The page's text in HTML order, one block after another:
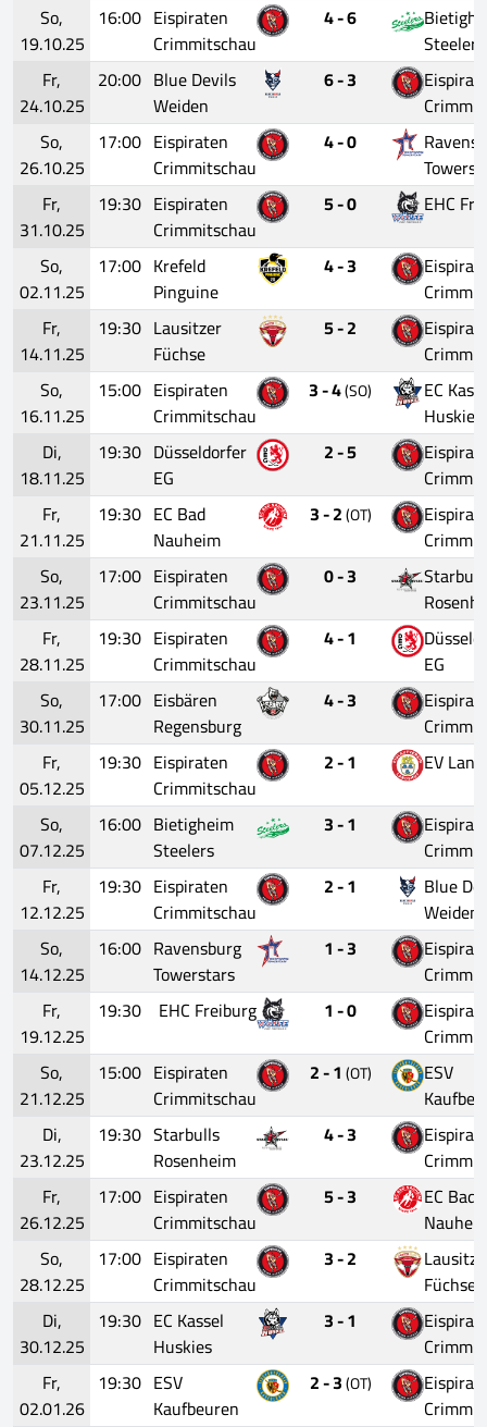
So,
19.10.25
16:00 Eispiraten
Crimmitschau
4 - 6
Steelers
Fr,
24.10.25
20:00 Blue Devils
Weiden
6 - 3
So,
26.10.25
17:00 Eispiraten
Crimmitschau
4 - 0
Fr,
31.10.25
19:30 Eispiraten
Crimmitschau
5 - 0
EHC
So,
02.11.25
17:00 Krefeld
Pinguine
4 - 3
Fr,
14.11.25
19:30 Lausitzer
Füchse
5 - 2
So,
16.11.25
15:00 Eispiraten
Crimmitschau
3 - 4(SO)
EC
Huskies
Di,
18.11.25
19:30 Düsseldorfer
EG
2 - 5
Fr,
21.11.25
19:30 EC Bad
Nauheim
3 - 2(OT)
So,
23.11.25
17:00 Eispiraten
Crimmitschau
0 - 3
Fr,
28.11.25
19:30 Eispiraten
Crimmitschau
4 - 1
EG
So,
30.11.25
17:00 Eisbären
Regensburg
4 - 3
Fr,
05.12.25
19:30 Eispiraten
Crimmitschau
2 - 1
EV
So,
07.12.25
16:00 Bietigheim
Steelers
3 - 1
Fr,
12.12.25
19:30 Eispiraten
Crimmitschau
2 - 1
Blue
Weiden
So,
14.12.25
16:00 Ravensburg
Towerstars
1 - 3
Fr,
19.12.25
19:30 EHC Freiburg 1 - 0
So,
21.12.25
15:00 Eispiraten
Crimmitschau
2 - 1(OT)
ESV
Di,
23.12.25
19:30 Starbulls
Rosenheim
4 - 3
Fr,
26.12.25
17:00 Eispiraten
Crimmitschau
5 - 3
EC Bad
So,
28.12.25
17:00 Eispiraten
Crimmitschau
3 - 2
Füchse
Di,
30.12.25
19:30 EC Kassel
Huskies
3 - 1
Fr,
02.01.26
19:30 ESV
Kaufbeuren
2 - 3(OT)